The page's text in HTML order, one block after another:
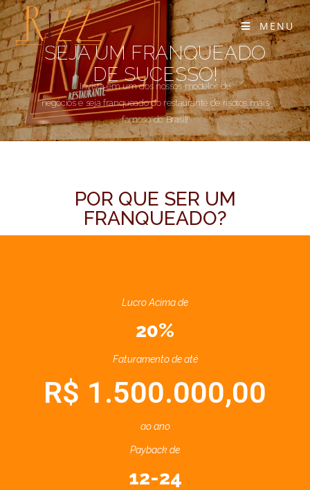
MENU
SEJA UM FRANQUEADO
DE SUCESSO!
Invista em um dos nossos modelos de
negócios e seja franqueado do restaurante de risotos mais
famoso do Brasil!
POR QUE SER UM
FRANQUEADO?
Lucro Acima de
20%
Faturamento de até
R$ 1.500.000,00
ao ano
Payback de
12-24